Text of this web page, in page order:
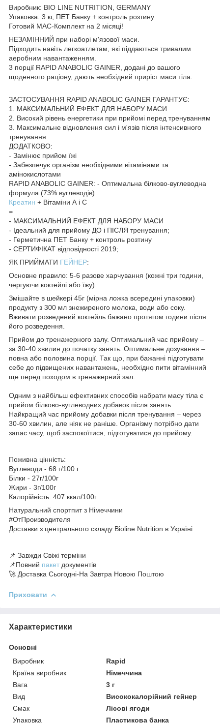
Виробник: BIO LINE NUTRITION, GERMANY
Упаковка: 3 кг, ПЕТ Банку + контроль розтину
Готовий МАС-Комплект на 2 місяці!
НЕЗАМІННИЙ при наборі м'язової маси.
Підходить навіть легкоатлетам, які піддаються тривалим
аеробним навантаженням.
3 порції RAPID ANABOLIC GAINER, додані до вашого
щоденного раціону, дають необхідний приріст маси тіла.
ЗАСТОСУВАННЯ RAPID ANABOLIC GAINER ГАРАНТУЄ:
1. МАКСИМАЛЬНИЙ ЕФЕКТ ДЛЯ НАБОРУ МАСИ
2. Високий рівень енергетики при прийомі перед тренуванням
3. Максимальне відновлення сил і м'язів після інтенсивного
тренування
ДОДАТКОВО:
- Замінює прийом їжі
- Забезпечує організм необхідними вітамінами та
амінокислотами
RAPID ANABOLIC GAINER: - Оптимальна білково-вуглеводна
формула (73% вуглеводів)
Креатин + Вітаміни А і С
=
- МАКСИМАЛЬНИЙ ЕФЕКТ ДЛЯ НАБОРУ МАСИ
- Ідеальний для прийому ДО і ПІСЛЯ тренування;
- Герметична ПЕТ Банку + контроль розтину
- СЕРТИФІКАТ відповідності 2019;
ЯК ПРИЙМАТИ ГЕЙНЕР:
Основне правило: 5-6 разове харчування (кожні три години,
чергуючи коктейлі або їжу).
Змішайте в шейкері 45г (мірна ложка всередині упаковки)
продукту з 300 мл знежиреного молока, води або соку.
Вживати розведений коктейль бажано протягом години після
його розведення.
Прийом до тренажерного залу. Оптимальний час прийому –
за 30-40 хвилин до початку занять. Оптимальне дозування –
повна або половина порції. Так що, при бажанні підготувати
себе до підвищених навантажень, необхідно пити вітамінний
ще перед походом в тренажерний зал.
Одним з найбільш ефективних способів набрати масу тіла є
прийом білково-вуглеводних добавок після занять.
Найкращий час прийому добавки після тренування – через
30-60 хвилин, але ніяк не раніше. Організму потрібно дати
запас часу, щоб заспокоїтися, підготуватися до прийому.
Поживна цінність:
Вуглеводи - 68 г/100 г
Білки - 27г/100г
Жири - 3г/100г
Калорійність: 407 ккал/100г
Натуральний спортпит з Німеччини
#ОтПроизводителя
Доставки з центрального складу Bioline Nutrition в Україні
📌 Завжди Свіжі терміни
📌Повний пакет документів
🚀 Доставка Сьогодні-На Завтра Новою Поштою
Приховати
Характеристики
Основні
Виробник
Rapid
Країна виробник
Німеччина
Вага
3 г
Вид
Висококалорійний гейнер
Смак
Лісові ягоди
Упаковка
Пластикова банка